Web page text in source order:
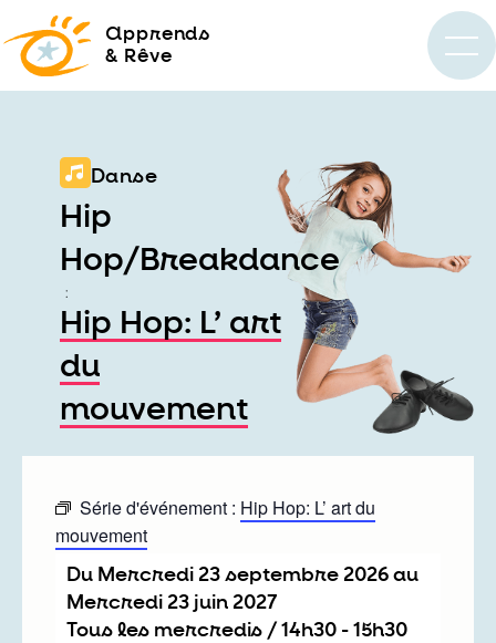
apprends
& Rêve
Danse
Hip
Hop/Breakdance
:
Hip Hop: L’ art
du
mouvement
Série d'événement : Hip Hop: L’ art du
mouvement
Du mercredi 23 septembre 2026au
mercredi 23 juin 2027
Tous les mercredis / 14h30 - 15h30